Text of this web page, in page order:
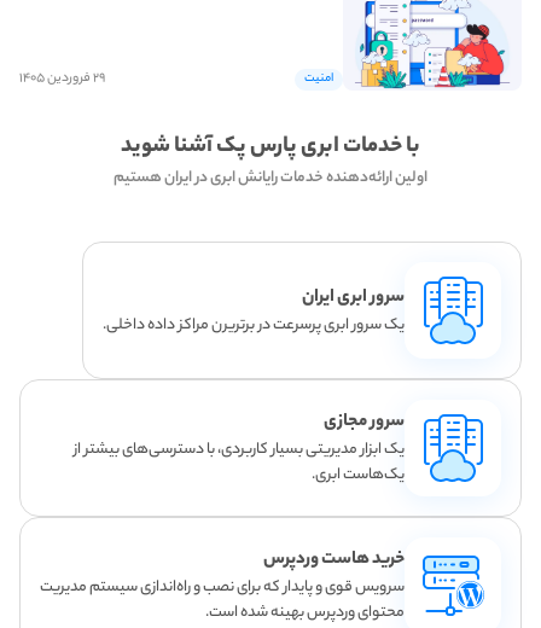
امنیت ۲۹ فروردین ۱۴۰۵
با خدمات ابری پارس پک آشنا شوید
اولین ارائه‌دهنده خدمات رایانش ابری در ایران هستیم
سرور ابری ایران
یک سرور ابری پرسرعت در برتریرن مراکز داده داخلی.
سرور مجازی
یک ابزار مدیریتی بسیار کاربردی، با دسترسی‌های بیشتر از
یک‌هاست ابری.
خرید هاست وردپرس
سرویس قوی و پایدار که برای نصب و راه‌اندازی سیستم مدیریت
محتوای وردپرس بهینه شده است.